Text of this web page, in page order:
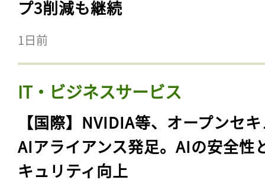
プ3削減も継続
1日前
IT・ビジネスサービス
【国際】NVIDIA等、オープンセ
AIアライアンス発足。AIの安全性
キュリティ向上